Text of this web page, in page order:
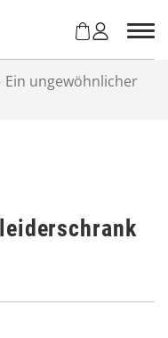
Ein ungewöhnlicher